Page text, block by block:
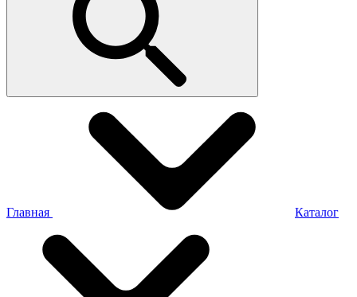
Главная Каталог